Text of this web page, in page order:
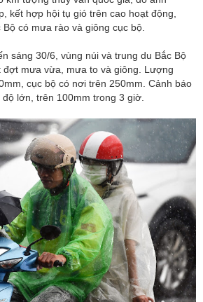
kết hợp hội tụ gió trên cao hoạt động,
có mưa rào và giông cục bộ.
sáng 30/6, vùng núi và trung du Bắc Bộ
đợt mưa vừa, mưa to và giông. Lượng
cục bộ có nơi trên 250mm. Cảnh báo
lớn, trên 100mm trong 3 giờ.